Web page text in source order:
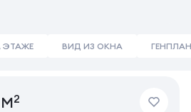
ЭТАЖЕ ВИД ИЗ ОКНА ГЕНПЛАН
М2